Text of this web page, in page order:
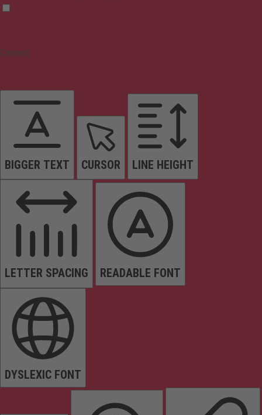
Content
BIGGER TEXT CURSOR LINE HEIGHT
LETTER SPACING READABLE FONT
DYSLEXIC FONT